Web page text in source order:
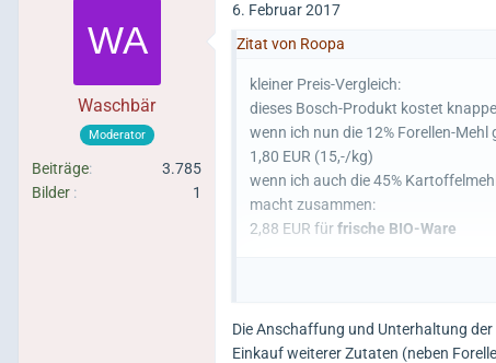
Waschbär
Moderator
Beiträge
3.785
Bilder
1
6. Februar 2017
Zitat von Roopa
kleiner Preis-Vergleich:
dieses Bosch-Produkt kostet
wenn ich nun die 12% Forellen-Mehl
1,80 EUR (15,-/kg)
wenn ich auch die 45%
macht zusammen:
2,88 EUR fürfrische BIO-Ware
Die Anschaffung und Unterhaltung
Einkauf weiterer Zutaten (neben